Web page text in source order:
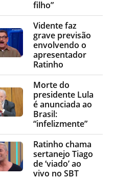
filho”
Vidente faz
grave previsão
envolvendo o
apresentador
Ratinho
Morte do
presidente Lula
é anunciada ao
Brasil:
“infelizmente”
Ratinho chama
sertanejo Tiago
de ‘viado’ ao
vivo no SBT